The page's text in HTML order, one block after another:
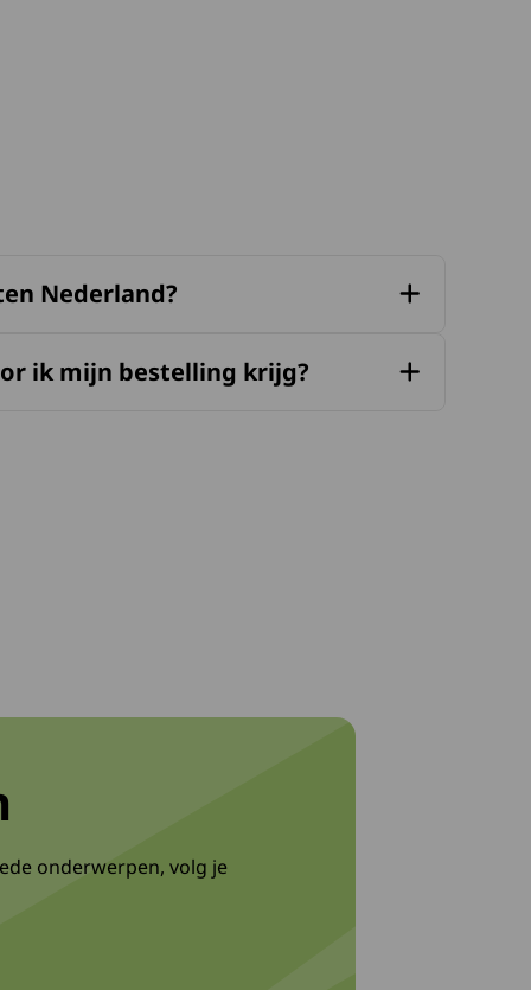
Nederland?
ik mijn bestelling krijg?
onderwerpen, volg je